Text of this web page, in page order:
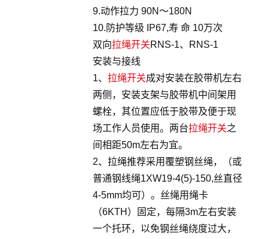
9.动作拉力 90N～180N
10.防护等级 IP67,寿 命 10万次
双向拉绳开关RNS-1、RNS-1
安装与接线
1、 拉绳开关成对安装在胶带机左右
两侧，安装支架与胶带机中间架用
螺栓，其位置应低于胶带及便于现
场工作人员使用。两台拉绳开关之
间相距50m左右为宜。
2、拉绳推荐采用覆塑钢丝绳，（或
普通钢线绳1XW19-4(5)-150,丝直径
4-5mm均可）。丝绳用绳卡
（6KTH）固定，每隔3m左右安装
一个托环，以免钢丝绳绕度过大，